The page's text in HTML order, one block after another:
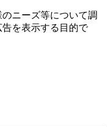
ニーズ等について調
を表⽰する⽬的で